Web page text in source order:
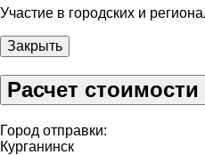
Участие в городских и
Закрыть
Расчет стоимости
Город отправки:
Курганинск